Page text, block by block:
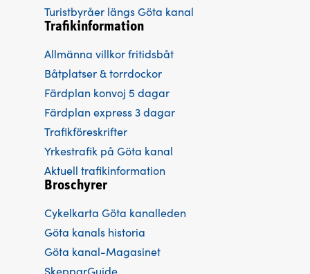
Turistbyråer längs Göta kanal
Trafikinformation
Allmänna villkor fritidsbåt
Båtplatser & torrdockor
Färdplan konvoj 5 dagar
Färdplan express 3 dagar
Trafikföreskrifter
Yrkestrafik på Göta kanal
Aktuell trafikinformation
Broschyrer
Cykelkarta Göta kanalleden
Göta kanals historia
Göta kanal-Magasinet
SkepparGuide